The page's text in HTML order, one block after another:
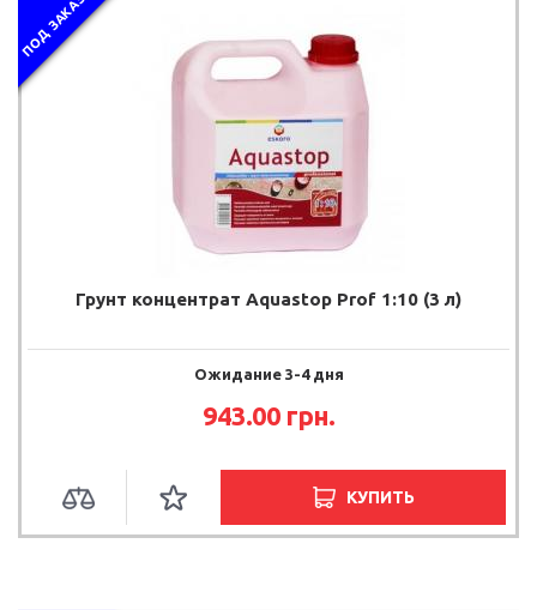
ПОД ЗАКАЗ
Грунт концентрат Aquastop Prof 1:10 (3 л)
Ожидание 3-4 дня
943.00 грн.
КУПИТЬ